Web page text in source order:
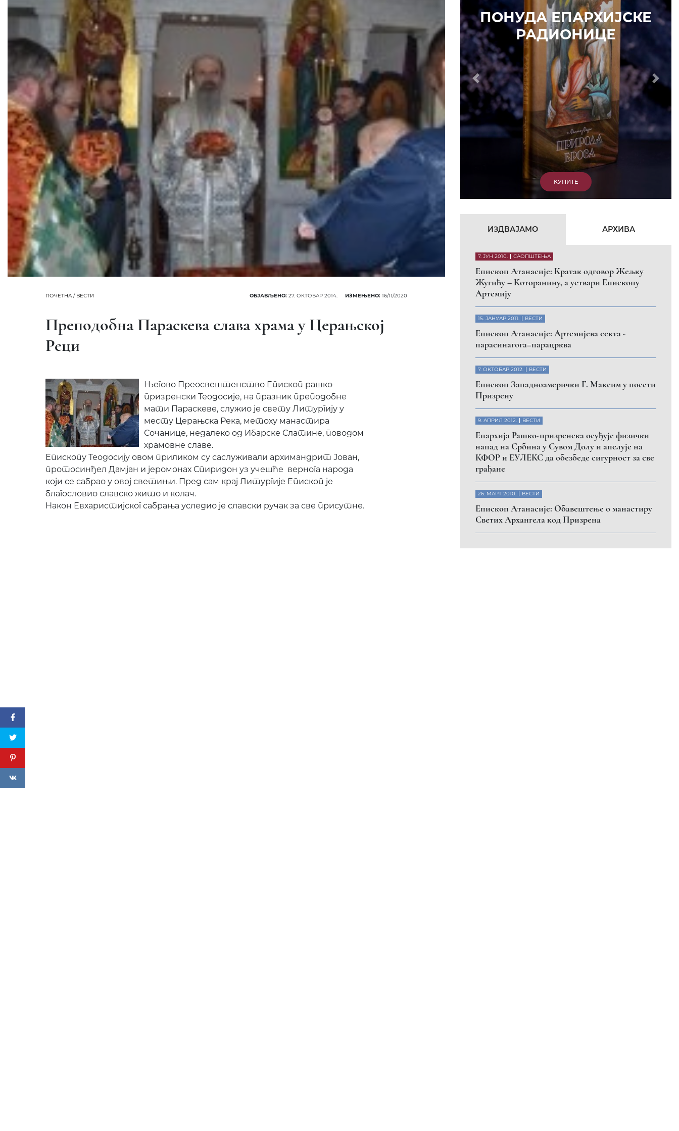
ПОЧЕТНА/ ВЕСТИ ОБЈАВЉЕНО: 27. ОКТОБАР 2014. ИЗМЕЊЕНО: 16/11/2020
Преподобна Параскева слава храма у Церањској
Реци
Његово Преосвештенство Епископ рашко-
призренски Теодосије, на празник преподобне
мати Параскеве, служио је свету Литургију у
месту Церањска Река, метоху манастира
Сочанице, недалеко од Ибарске Слатине, поводом
храмовне славе.
Епископу Теодосију овом приликом су саслуживали архимандрит Јован,
протосинђел Дамјан и јеромонах Спиридон уз учешће вернога народа
који се сабрао у овој светињи. Пред сам крај Литургије Епископ је
благословио славско жито и колач.
Након Евхаристијског сабрања уследио је славски ручак за све присутне.
КУПИТЕ
7. ЈУН 2010. САОПШТЕЊА
Eпископ Атанасије: Кратак одговор Жељку
Жугићу – Которанину, а уствари Епископу
Артемију
15. ЈАНУАР 2011. ВЕСТИ
Eпископ Атанасије: Артемијева секта -
парасинагога=парацрква
ВЕСТИ
Eпископ Западноамерички Г. Максим у посети
напад на Србина у Сувом Долу и апелује на
КФОР и ЕУЛЕКС да обезбеде сигурност за све
Eпископ Атанасије: Обавештење о манастиру
Светих Архангела код Призрена